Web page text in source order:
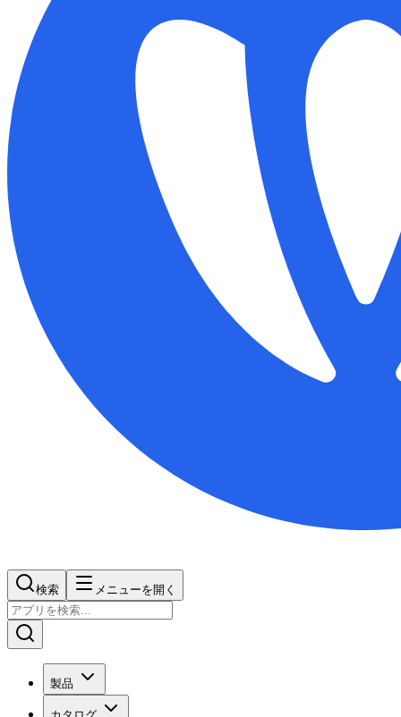
検索 メニューを開く
製品